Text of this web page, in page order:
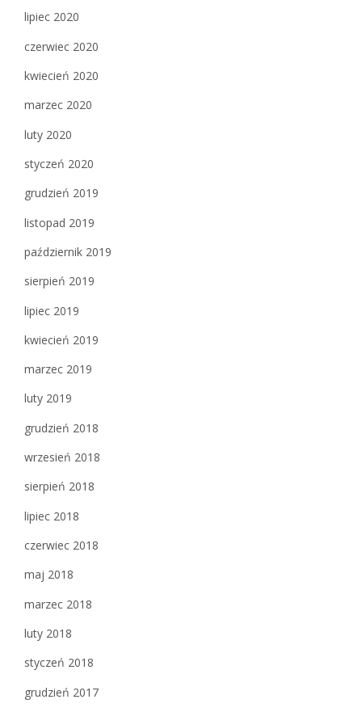
lipiec 2020
czerwiec 2020
kwiecień 2020
marzec 2020
luty 2020
styczeń 2020
grudzień 2019
listopad 2019
październik 2019
sierpień 2019
lipiec 2019
kwiecień 2019
marzec 2019
luty 2019
grudzień 2018
wrzesień 2018
sierpień 2018
lipiec 2018
czerwiec 2018
maj 2018
marzec 2018
luty 2018
styczeń 2018
grudzień 2017